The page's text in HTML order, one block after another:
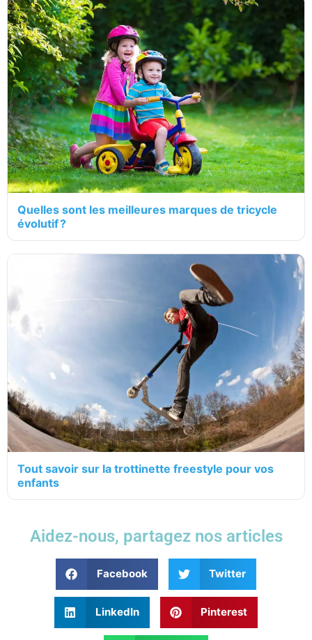
Quelles sont les meilleures marques de tricycle
évolutif ?
Tout savoir sur la trottinette freestyle pour vos
enfants
Aidez-nous, partagez nos articles
Facebook Twitter
LinkedIn Pinterest